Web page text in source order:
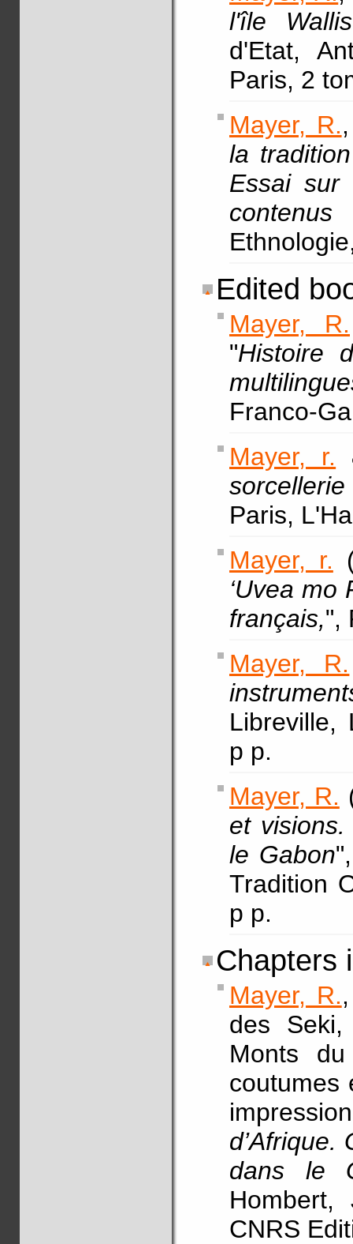
l'île
d'Etat,
Paris, 2
Mayer, R.
la
Essai sur
contenus
Edited
Mayer, R.
"Histoire
Franco-
Mayer, r.
sorcellerie
Paris,
Mayer, r.
‘Uvea
français,",
Mayer, R.
Libreville,
p p.
Mayer, R.
et
le Gabon
Tradition
p p.
Chapters
Mayer, R.
des
Monts
coutumes
d’Afrique.
dans le
CNRS